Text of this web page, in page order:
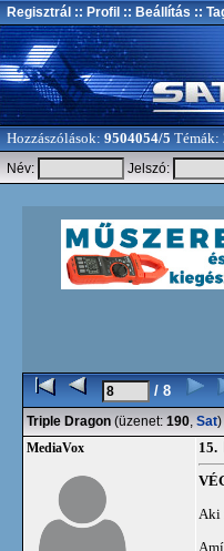
Regisztrál :: Profil :: Beállítás ::
Hozzászólások: 9504054/5 Témák:
Név: Jelszó:
/ 8
Triple Dragon (üzenet: 190, Sat)
MediaVox 15.
Aki